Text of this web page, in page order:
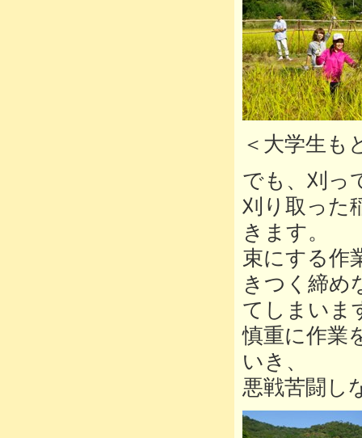
＜大学生も
でも、刈っ
刈り取った
きます。
束にする作
きつく締め
てしまいま
慎重に作業
いき、
悪戦苦闘し